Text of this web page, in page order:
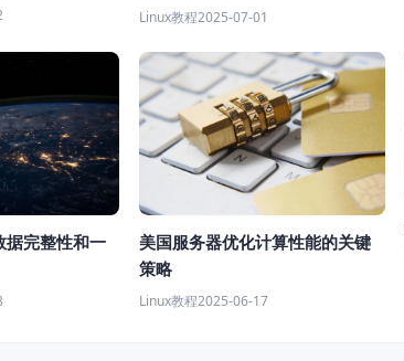
Linux教程2025-07-01
据完整性和一
美国服务器优化计算性能的关键
策略
Linux教程2025-06-17